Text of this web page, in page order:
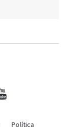
Política